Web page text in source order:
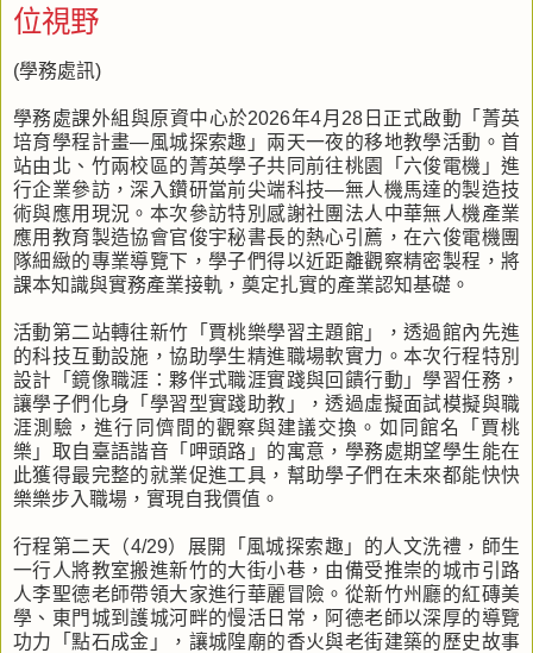
位視野
(學務處訊)
學務處課外組與原資中心於2026年4月28日正式啟動「菁英
培育學程計畫—風城探索趣」兩天一夜的移地教學活動。首
站由北、竹兩校區的菁英學子共同前往桃園「六俊電機」進
行企業參訪，深入鑽研當前尖端科技—無人機馬達的製造技
術與應用現況。本次參訪特別感謝社團法人中華無人機產業
應用教育製造協會官俊宇秘書長的熱心引薦，在六俊電機團
隊細緻的專業導覽下，學子們得以近距離觀察精密製程，將
課本知識與實務產業接軌，奠定扎實的產業認知基礎。
活動第二站轉往新竹「賈桃樂學習主題館」，透過館內先進
的科技互動設施，協助學生精進職場軟實力。本次行程特別
設計「鏡像職涯：夥伴式職涯實踐與回饋行動」學習任務，
讓學子們化身「學習型實踐助教」，透過虛擬面試模擬與職
涯測驗，進行同儕間的觀察與建議交換。如同館名「賈桃
樂」取自臺語諧音「呷頭路」的寓意，學務處期望學生能在
此獲得最完整的就業促進工具，幫助學子們在未來都能快快
樂樂步入職場，實現自我價值。
行程第二天（4/29）展開「風城探索趣」的人文洗禮，師生
一行人將教室搬進新竹的大街小巷，由備受推崇的城市引路
人李聖德老師帶領大家進行華麗冒險。從新竹州廳的紅磚美
學、東門城到護城河畔的慢活日常，阿德老師以深厚的導覽
功力「點石成金」，讓城隍廟的香火與老街建築的歷史故事